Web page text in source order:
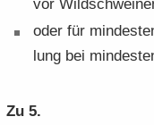
vor
oder für
lung bei
Zu 5.